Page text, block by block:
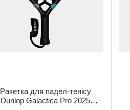
Ракетка для падел-тенісу
Dunlop Galactica Pro 2025